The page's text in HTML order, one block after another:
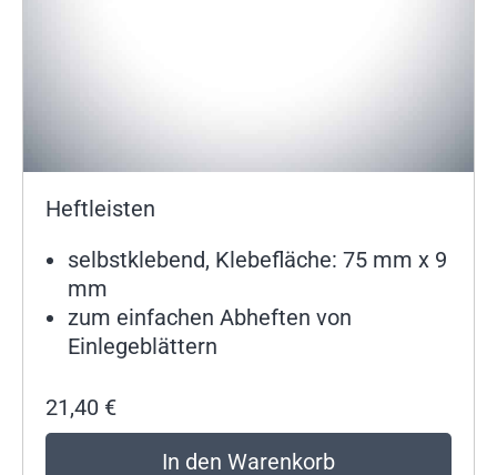
Heftleisten
selbstklebend, Klebefläche: 75 mm x 9
mm
zum einfachen Abheften von
Einlegeblättern
21,40 €
In den Warenkorb